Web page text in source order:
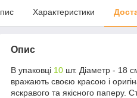
Характеристики
Опис
В упаковці 10 шт. Діаметр - 18
вражають своєю красою і
яскравого та якісного паперу.